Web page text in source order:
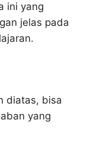
ini yang
jelas pada
diatas, bisa
yang